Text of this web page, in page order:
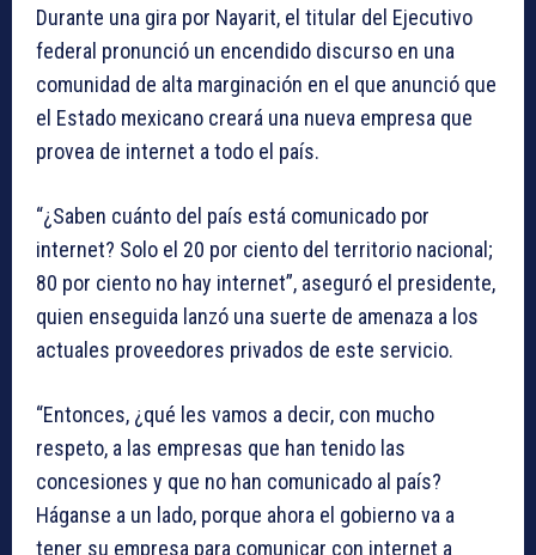
Durante una gira por Nayarit, el titular del Ejecutivo
federal pronunció un encendido discurso en una
comunidad de alta marginación en el que anunció que
el Estado mexicano creará una nueva empresa que
provea de internet a todo el país.
“¿Saben cuánto del país está comunicado por
internet? Solo el 20 por ciento del territorio nacional;
80 por ciento no hay internet”, aseguró el presidente,
quien enseguida lanzó una suerte de amenaza a los
actuales proveedores privados de este servicio.
“Entonces, ¿qué les vamos a decir, con mucho
respeto, a las empresas que han tenido las
concesiones y que no han comunicado al país?
Háganse a un lado, porque ahora el gobierno va a
tener su empresa para comunicar con internet a